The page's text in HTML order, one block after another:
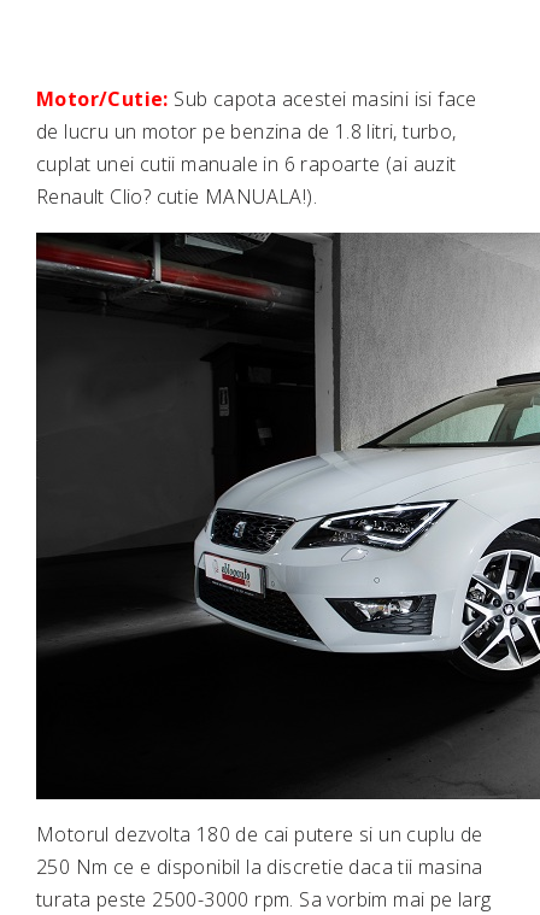
Motor/Cutie: Sub capota acestei masini isi face
de lucru un motor pe benzina de 1.8 litri, turbo,
cuplat unei cutii manuale in 6 rapoarte (ai auzit
Renault Clio? cutie MANUALA!).
Motorul dezvolta 180 de cai putere si un cuplu de
250 Nm ce e disponibil la discretie daca tii masina
turata peste 2500-3000 rpm. Sa vorbim mai pe larg